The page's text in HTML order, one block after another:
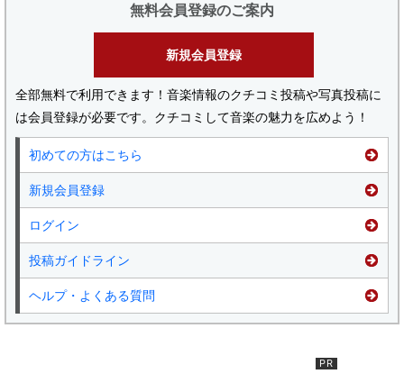
無料会員登録のご案内
新規会員登録
全部無料で利用できます！音楽情報のクチコミ投稿や写真投稿に
は会員登録が必要です。クチコミして音楽の魅力を広めよう！
初めての方はこちら
新規会員登録
ログイン
投稿ガイドライン
ヘルプ・よくある質問